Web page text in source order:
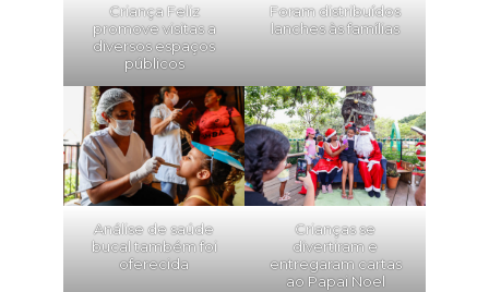
Criança Feliz
promove visitas a
diversos espaços
públicos
Foram distribuídos
lanches às famílias
Análise de saúde
bucal também foi
oferecida
Crianças se
divertiram e
entregaram cartas
ao Papai Noel